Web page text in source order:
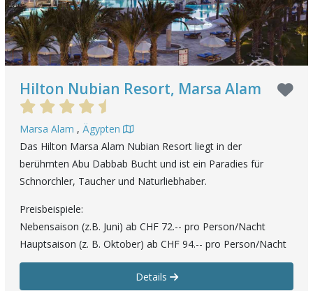
Hilton Nubian Resort, Marsa Alam
Marsa Alam , Ägypten
Das Hilton Marsa Alam Nubian Resort liegt in der
berühmten Abu Dabbab Bucht und ist ein Paradies für
Schnorchler, Taucher und Naturliebhaber.
Preisbeispiele:
Nebensaison (z.B. Juni) ab CHF 72.-- pro Person/Nacht
Hauptsaison (z. B. Oktober) ab CHF 94.-- pro Person/Nacht
Details